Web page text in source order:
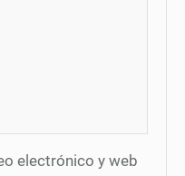
electrónico y web